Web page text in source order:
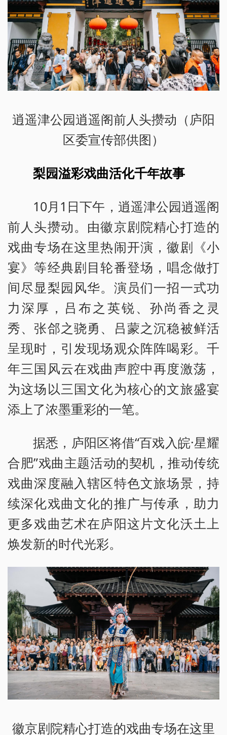
逍遥津公园逍遥阁前人头攒动（庐阳
区委宣传部供图）
梨园溢彩戏曲活化千年故事
10月1日下午，逍遥津公园逍遥阁
前人头攒动。由徽京剧院精心打造的
戏曲专场在这里热闹开演，徽剧《小
宴》等经典剧目轮番登场，唱念做打
间尽显梨园风华。演员们一招一式功
力深厚，吕布之英锐、孙尚香之灵
秀、张郃之骁勇、吕蒙之沉稳被鲜活
呈现时，引发现场观众阵阵喝彩。千
年三国风云在戏曲声腔中再度激荡，
为这场以三国文化为核心的文旅盛宴
添上了浓墨重彩的一笔。
据悉，庐阳区将借“百戏入皖·星耀
合肥”戏曲主题活动的契机，推动传统
戏曲深度融入辖区特色文旅场景，持
续深化戏曲文化的推广与传承，助力
更多戏曲艺术在庐阳这片文化沃土上
焕发新的时代光彩。
徽京剧院精心打造的戏曲专场在这里